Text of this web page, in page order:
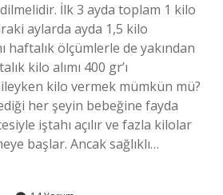
İlk 3 ayda toplam 1 kilo
aylarda ayda 1,5 kilo
haftalık ölçümlerle de yakından
kilo alımı 400 gr’ı
kilo vermek mümkün mü?
her şeyin bebeğine fayda
iştahı açılır ve fazla kilolar
başlar. Ancak sağlıklı…